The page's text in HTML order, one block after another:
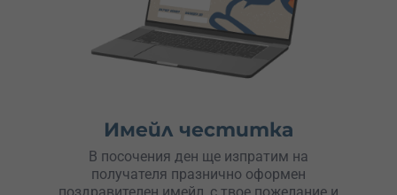
Имейл честитка
В посочения ден ще изпратим на
получателя празнично оформен
поздравителен имейл, с твое пожелание и